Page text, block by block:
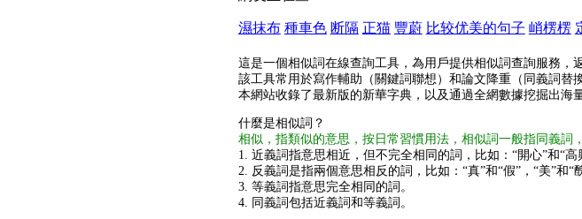
濕抹布 種車色 断隔 正猫 豐蔚 比较优美的句子 峭楞楞
這是一個相似詞在線查詢工具，為用戶提供相似詞查詢服務，
該工具常用於寫作輔助（關鍵詞聯想）和論文降重（同義詞替換
本網站收錄了最新版的新華字典，以及通過全網數據挖掘出海
什麼是相似詞？
相似，指類似的意思，按日常習慣用法，相似詞一般指同義詞
1. 近義詞指意思相近，但不完全相同的詞，比如：“開心”和“高
2. 反義詞是指兩個意思相反的詞，比如：“真”和“假”，“美”和“醜
3. 等義詞指意思完全相同的詞。
4. 同義詞包括近義詞和等義詞。